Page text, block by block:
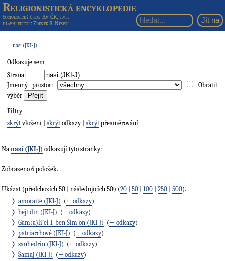
Religionistická encyklopedie
Sociologický ústav AV ČR, v.v.i.
hlavní editor: Zdeněk R. Nešpor
←nasi (JKI-J)
Odkazuje sem
Strana:
Jmenný prostor:
Obrátit
výběr
Filtry
skrýtvložení |skrýt odkazy |skrýt přesměrování
Na nasi (JKI-J) odkazují tyto stránky:
Zobrazeno 6 položek.
Ukázat (předchozích 50 | následujících 50) (20 50 100 250 500).
amoraité (JKI-J) (← odkazy)
bejt din (JKI-J) (← odkazy)
Gam(a)li’el I. ben Šim’on (JKI-J) (← odkazy)
patriarchové (JKI-J) (← odkazy)
sanhedrin (JKI-J) (← odkazy)
Šamaj (JKI-J) (← odkazy)